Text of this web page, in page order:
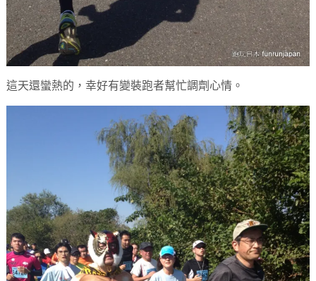
這天還蠻熱的，幸好有變裝跑者幫忙調劑心情。